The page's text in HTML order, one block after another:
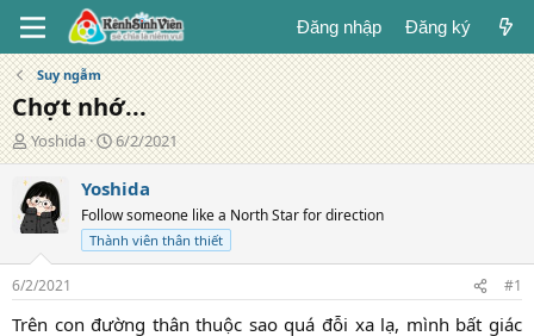
Đăng nhập Đăng ký
Suy ngẫm
Chợt nhớ...
T
á
c
g
i
Yoshida
N
g
à
đ
ă
n
6/2/2021
Yoshida
Follow someone like a North Star for direction
Thành viên thân thiết
6/2/2021 #1
Trên con đường thân thuộc sao quá đỗi xa lạ, mình bất giác